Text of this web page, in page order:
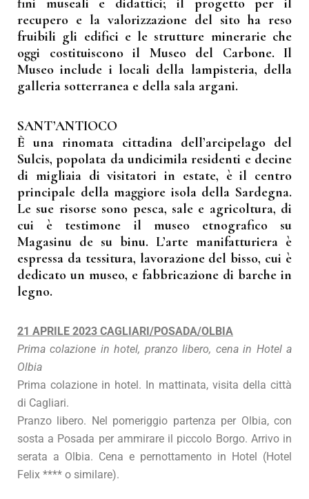
fini museali e didattici; il progetto per il
recupero e la valorizzazione del sito ha reso
fruibili gli edifici e le strutture minerarie che
oggi costituiscono il Museo del Carbone. Il
Museo include i locali della lampisteria, della
galleria sotterranea e della sala argani.
SANT’ANTIOCO
È una rinomata cittadina dell’arcipelago del
Sulcis, popolata da undicimila residenti e decine
di migliaia di visitatori in estate, è il centro
principale della maggiore isola della Sardegna.
Le sue risorse sono pesca, sale e agricoltura, di
cui è testimone il museo etnografico su
Magasinu de su binu. L’arte manifatturiera è
espressa da tessitura, lavorazione del bisso, cui è
dedicato un museo, e fabbricazione di barche in
legno.
21 APRILE 2023 CAGLIARI/POSADA/OLBIA
Prima colazione in hotel, pranzo libero, cena in Hotel a
Olbia
Prima colazione in hotel. In mattinata, visita della città
di Cagliari.
Pranzo libero. Nel pomeriggio partenza per Olbia, con
sosta a Posada per ammirare il piccolo Borgo. Arrivo in
serata a Olbia. Cena e pernottamento in Hotel (Hotel
Felix **** o similare).